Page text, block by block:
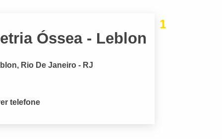
Óssea - Leblon
Rio De Janeiro - RJ
telefone
1